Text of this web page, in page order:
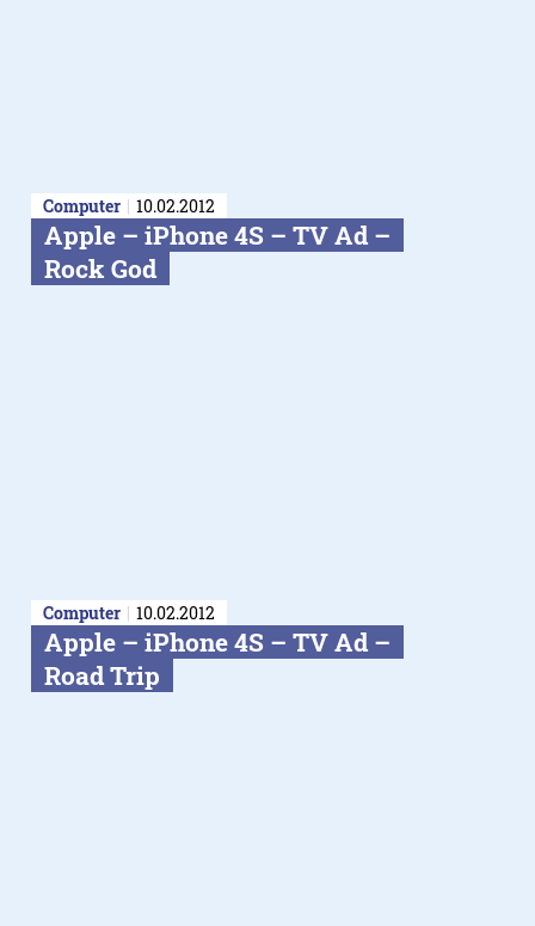
Computer 10.02.2012
Apple – iPhone 4S – TV Ad –
Rock God
Computer 10.02.2012
Apple – iPhone 4S – TV Ad –
Road Trip